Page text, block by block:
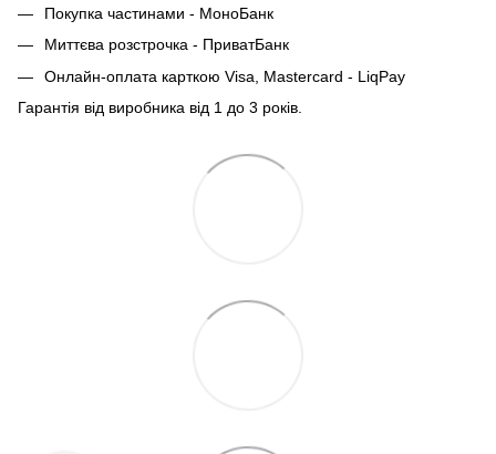
Покупка частинами - МоноБанк
Миттєва розстрочка - ПриватБанк
Онлайн-оплата карткою Visa, Mastercard - LiqPay
Гарантія від виробника від 1 до 3 років.